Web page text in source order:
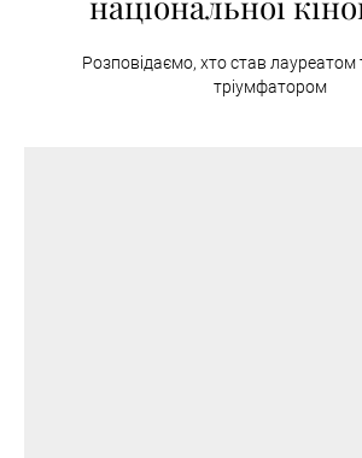
Розповідаємо, хто став
тріумфатором